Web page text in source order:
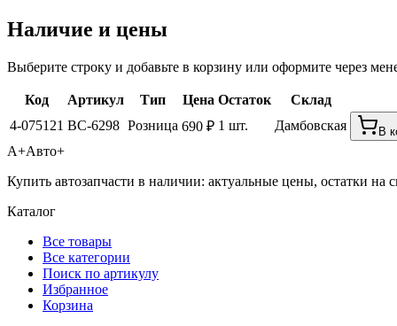
Наличие и цены
Выберите строку и добавьте в корзину или оформите через
Код Артикул Тип Цена Остаток
Склад
4-075121 BC-6298 Розница 690 ₽ 1 шт. Дамбовская В
А+Авто+
Купить автозапчасти в наличии: актуальные цены, остатки
Каталог
Все товары
Все категории
Поиск по артикулу
Избранное
Корзина